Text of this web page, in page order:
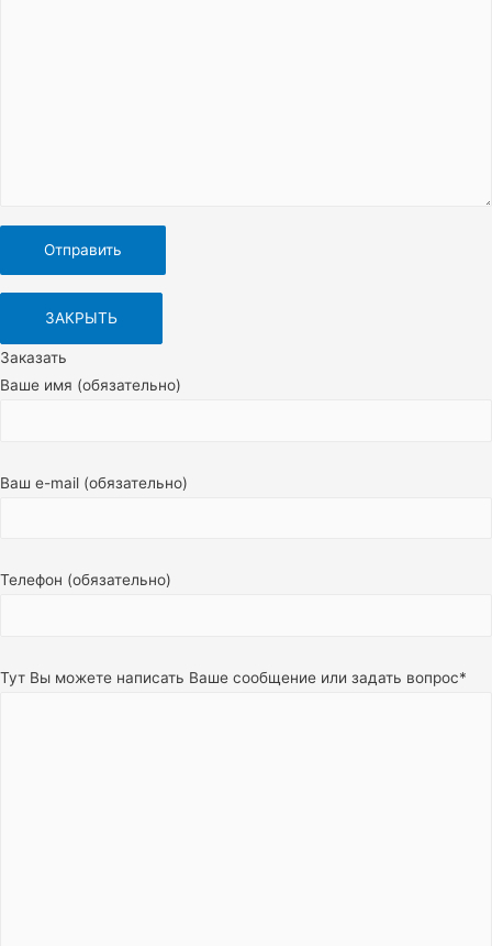
ЗАКРЫТЬ
Заказать
Ваше имя (обязательно)
Ваш e-mail (обязательно)
Телефон (обязательно)
Тут Вы можете написать Ваше сообщение или задать вопрос*